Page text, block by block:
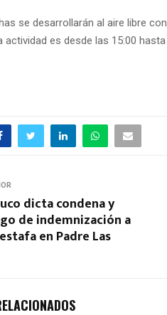
se desarrollarán al aire libre
actividad es desde las 15:00
dicta condena y
de indemnización a
en Padre Las